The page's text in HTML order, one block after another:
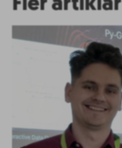
Fler artiklar